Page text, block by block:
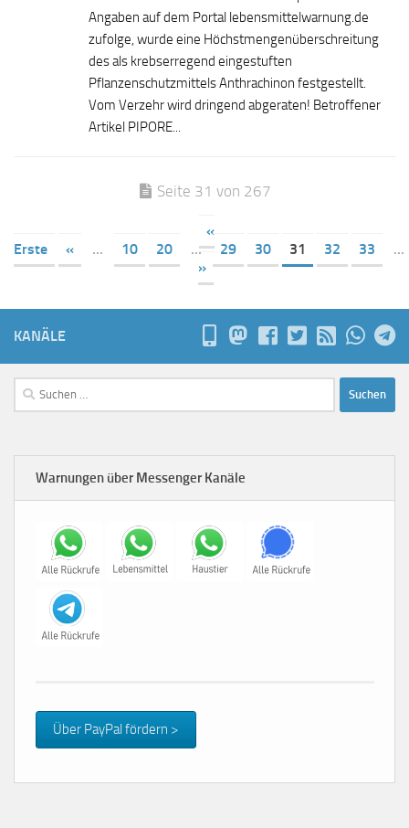
Angaben auf dem Portal lebensmittelwarnung.de
zufolge, wurde eine Höchstmengenüberschreitung
des als krebserregend eingestuften
Pflanzenschutzmittels Anthrachinon festgestellt.
Vom Verzehr wird dringend abgeraten! Betroffener
Artikel PIPORE...
Seite 31 von 267
«
Erste
« ... 10 20 ... 29 30 31 32 33
...
»
KANÄLE
Suchen
nach:
Warnungen über Messenger Kanäle
Über PayPal fördern >